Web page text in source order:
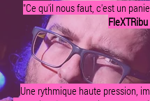
"Ce qu'il nous faut, c'est un
FleXTRibu
Une rythmique haute pression,